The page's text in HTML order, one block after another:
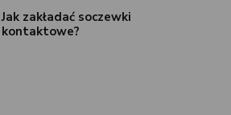
Jak zakładać soczewki
kontaktowe?